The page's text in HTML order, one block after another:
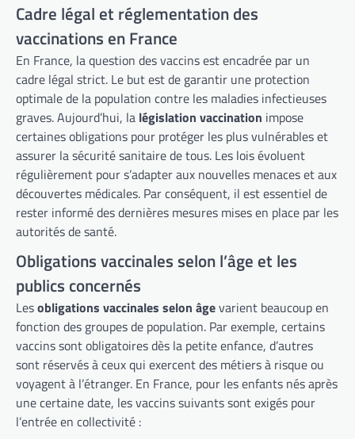
Cadre légal et réglementation des
vaccinations en France
En France, la question des vaccins est encadrée par un
cadre légal strict. Le but est de garantir une protection
optimale de la population contre les maladies infectieuses
graves. Aujourd’hui, la législation vaccination impose
certaines obligations pour protéger les plus vulnérables et
assurer la sécurité sanitaire de tous. Les lois évoluent
régulièrement pour s’adapter aux nouvelles menaces et aux
découvertes médicales. Par conséquent, il est essentiel de
rester informé des dernières mesures mises en place par les
autorités de santé.
Obligations vaccinales selon l’âge et les
publics concernés
Lesobligations vaccinales selon âgevarient beaucoup en
fonction des groupes de population. Par exemple, certains
vaccins sont obligatoires dès la petite enfance, d’autres
sont réservés à ceux qui exercent des métiers à risque ou
voyagent à l’étranger. En France, pour les enfants nés après
une certaine date, les vaccins suivants sont exigés pour
l’entrée en collectivité :